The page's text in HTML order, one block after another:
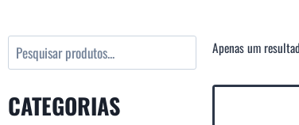
CATEGORIAS
Apenas um